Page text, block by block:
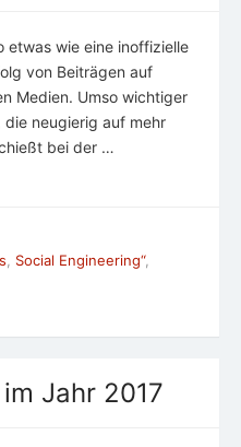
etwas wie eine inoffizielle
von Beiträgen auf
Medien. Umso wichtiger
neugierig auf mehr
bei der …
Social Engineering“,
Jahr 2017